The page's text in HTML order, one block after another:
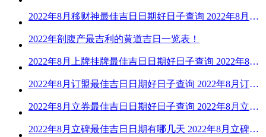
2022年8月移财神最佳吉日日期好日子查询 2022年8月移财神吉日一览
2022年剖腹产最吉利的黄道吉日一览表！
2022年8月上牌挂牌最佳吉日日期好日子查询 2022年8月上牌吉日精选
2022年8月订盟最佳吉日日期好日子查询 2022年8月订盟黄道吉日一览
2022年8月立券最佳吉日日期好日子查询 2022年8月立券的黄道吉日一览
2022年8月立碑最佳吉日日期有哪几天 2022年8月立碑吉日查询